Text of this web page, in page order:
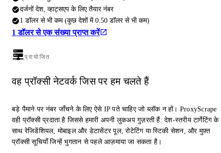
दर्जनों देश, व्हाट्सएप के लिए तैयार नंबर
1 डॉलर से भी कम (कुछ देशों में 0.50 डॉलर से भी कम)
1 डॉलर से एक संख्या प्राप्त करें
प्रायोजित
वह प्रॉक्सी नेटवर्क जिस पर हम चलते हैं
बड़े पैमाने पर नंबर जाँचने के लिए ऐसे IP पते चाहिए जो ब्लॉक न हों। ProxyScrape
वही प्रॉक्सी प्रदाता है जिससे हमारी अपनी लुकअप गुज़रती हैं: देश-स्तरीय टार्गेटिंग के
साथ रेजिडेंशियल, मोबाइल और डेटासेंटर पूल, रोटेटिंग या स्टिकी सेशन, और मुफ़्त
प्रॉक्सी सूचियाँ जिन्हें भुगतान से पहले आज़माया जा सकता है।